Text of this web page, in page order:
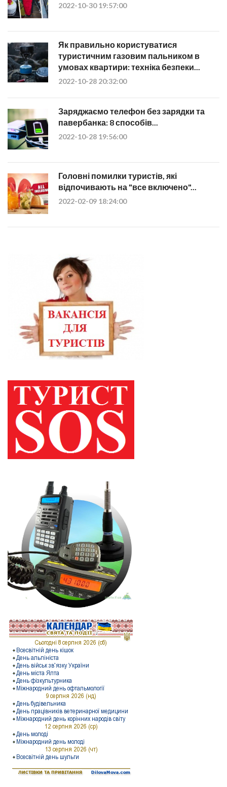
2022-10-30 19:57:00
Як правильно користуватися
туристичним газовим пальником в
умовах квартири: техніка безпеки...
2022-10-28 20:32:00
Заряджаємо телефон без зарядки та
павербанка: 8 способів...
2022-10-28 19:56:00
Головні помилки туристів, які
відпочивають на "все включено"...
2022-02-09 18:24:00